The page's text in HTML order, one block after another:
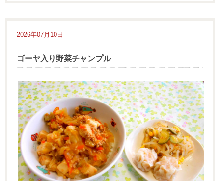
2026年07月10日
ゴーヤ入り野菜チャンプル